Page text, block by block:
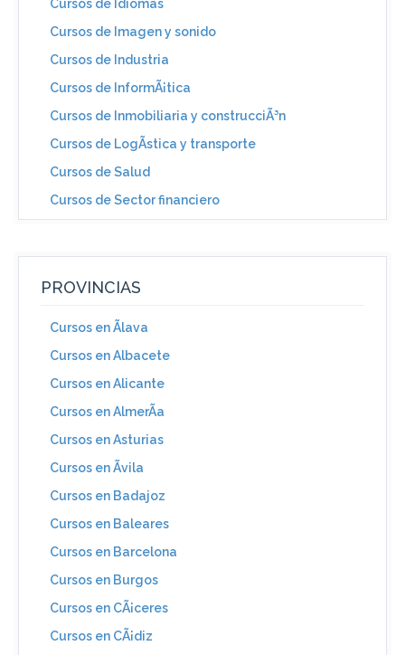
Cursos de Idiomas
Cursos de Imagen y sonido
Cursos de Industria
Cursos de InformÃ¡tica
Cursos de Inmobiliaria y construcciÃ³n
Cursos de LogÃ­stica y transporte
Cursos de Salud
Cursos de Sector financiero
PROVINCIAS
Cursos en Ãlava
Cursos en Albacete
Cursos en Alicante
Cursos en AlmerÃ­a
Cursos en Asturias
Cursos en Ãvila
Cursos en Badajoz
Cursos en Baleares
Cursos en Barcelona
Cursos en Burgos
Cursos en CÃ¡ceres
Cursos en CÃ¡diz